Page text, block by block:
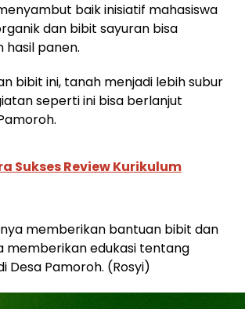
baik inisiatif mahasiswa
dan bibit sayuran bisa
hasil panen.
bibit ini, tanah menjadi lebih subur
seperti ini bisa berlanjut
Sukses Review Kurikulum
memberikan bantuan bibit dan
memberikan edukasi tentang
Pamoroh. (Rosyi)